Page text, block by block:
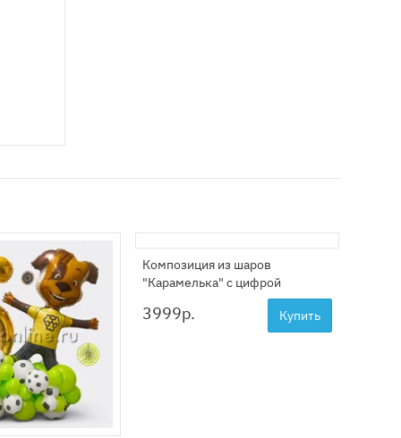
Композиция из шаров
"Карамелька" с цифрой
3999р. Купить